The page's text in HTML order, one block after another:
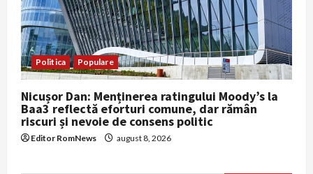
Politica Populare
Nicușor Dan: Menținerea ratingului Moody’s la
Baa3 reflectă eforturi comune, dar rămân
riscuri și nevoie de consens politic
Editor RomNews august 8, 2026